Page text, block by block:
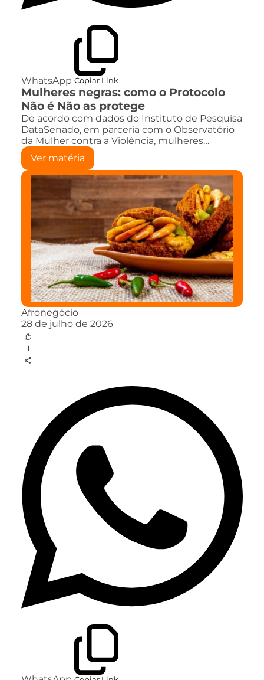
WhatsApp Copiar Link
Mulheres negras: como o Protocolo
Não é Não as protege
De acordo com dados do Instituto de Pesquisa
DataSenado, em parceria com o Observatório
da Mulher contra a Violência, mulheres…
Ver matéria
Afronegócio
28 de julho de 2026
1